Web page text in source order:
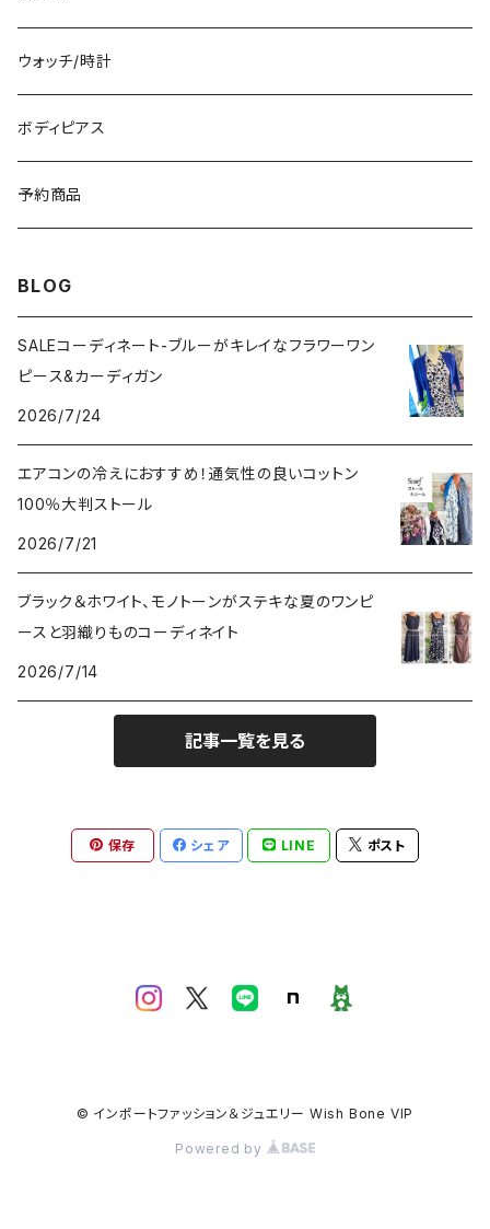
冬物・マフラー
ネックレス・ペンダントトップ
ピアス・イヤリング
ブレスレット・バングル
ウォッチ/時計
ボディピアス
予約商品
BLOG
SALEコーディネート-ブルーがキレイなフラワーワン
ピース&カーディガン
2026/7/24
エアコンの冷えにおすすめ！通気性の良いコットン
100％大判ストール
2026/7/21
ブラック＆ホワイト、モノトーンがステキな夏のワンピ
ースと羽織りものコーディネイト
2026/7/14
記事一覧を見る
保存 シェア LINE ポスト
© インポートファッション＆ジュエリー Wish Bone VIP
Powered by